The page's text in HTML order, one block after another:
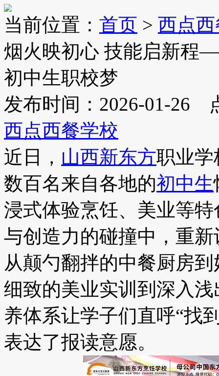
当前位置： 首页 > 西点
烟火映初心 技能启新程
初中生职校梦
发布时间：2026-01-26
西点西餐学校
近日， 山西新东方职业学
数百名来自各地的初中生
浸式体验烹饪、美业等
与创造力的碰撞中，重新
从颠勺翻拌的中餐厨房
细致的美业实训到深入浅
养体系让学子们直呼“找
表达了报读意愿。